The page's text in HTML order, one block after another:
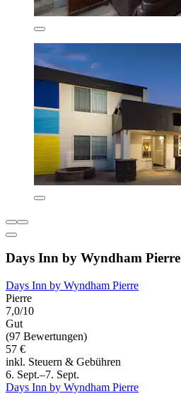
Days Inn by Wyndham Pierre
Days Inn by Wyndham Pierre
Pierre
7,0/10
Gut
(97 Bewertungen)
57 €
inkl. Steuern & Gebühren
6. Sept.–7. Sept.
Days Inn by Wyndham Pierre